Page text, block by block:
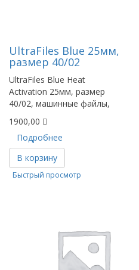
UltraFiles Blue 25мм,
размер 40/02
UltraFiles Blue Heat
Activation 25мм, размер
40/02, машинные файлы,
1900,00
Подробнее
В корзину
Быстрый просмотр